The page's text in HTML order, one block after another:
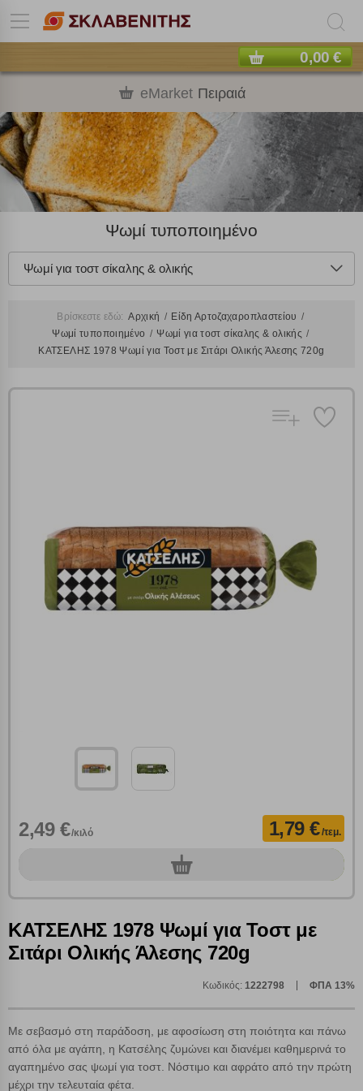
0,00 €
eMarket Πειραιά
Ψωμί τυποποιημένο
Ψωμί για τοστ σίκαλης & ολικής
Βρίσκεστε εδώ: Αρχική
Είδη Αρτοζαχαροπλαστείου
Ψωμί τυποποιημένο
Ψωμί για τοστ σίκαλης & ολικής
ΚΑΤΣΕΛΗΣ 1978 Ψωμί για Τοστ με Σιτάρι Ολικής Άλεσης 720g
2,49 €/κιλό 1,79 €/τεμ.
0τεμ.
ΚΑΤΣΕΛΗΣ 1978 Ψωμί για Τοστ με
Σιτάρι Ολικής Άλεσης 720g
Κωδικός: 1222798 ΦΠΑ 13%
Με σεβασμό στη παράδοση, με αφοσίωση στη ποιότητα και πάνω
από όλα με αγάπη, η Κατσέλης ζυμώνει και διανέμει καθημερινά το
αγαπημένο σας ψωμί για τοστ. Νόστιμο και αφράτο από την πρώτη
μέχρι την τελευταία φέτα.
Πολλαπλή αναζήτηση
προϊόντων.
τους, και κάντε κλικ στο κουμπί "Αναζήτηση". Θα
εμφανιστούν αποτελέσματα από όλες τις Κατηγορίες και
για κάθε προϊόν.
Ρυθμίσεις Cookies
Κατά την απλή περιήγηση ή/και χρήση του ιστότοπου συλλέγουμε
αυτόματα δεδομένα σύνδεσης και πληροφορίες σχετικές με την
περιήγησή σας, οι οποίες είναι μη εξατομικευμένες και σπάνια
περιέχουν προσωποποιημένα χαρακτηριστικά που υποδεικνύουν την
ταυτότητά σας. Τα cookies είναι μικρά αρχεία κειμένου τα οποία,
μέσω του προγράμματος περιήγησης εγκαθίστανται στον υπολογιστή